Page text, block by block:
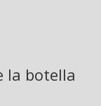
la botella